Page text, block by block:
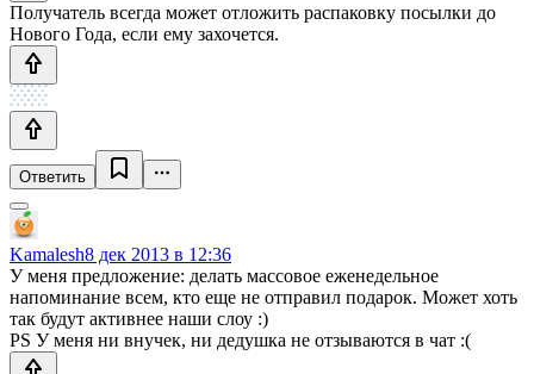
Получатель всегда может отложить распаковку посылки до
Нового Года, если ему захочется.
Ответить
Kamalesh8 дек 2013 в 12:36
У меня предложение: делать массовое еженедельное
напоминание всем, кто еще не отправил подарок. Может хоть
так будут активнее наши слоу :)
PS У меня ни внучек, ни дедушка не отзываются в чат :(